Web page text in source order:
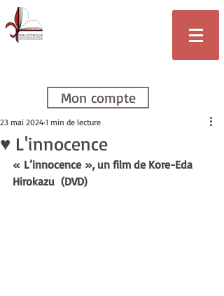
Mon compte
♥ L'innocence
23 mai 2024 1 min de lecture
« L’innocence », un film de Kore-Eda
Hirokazu  (DVD)